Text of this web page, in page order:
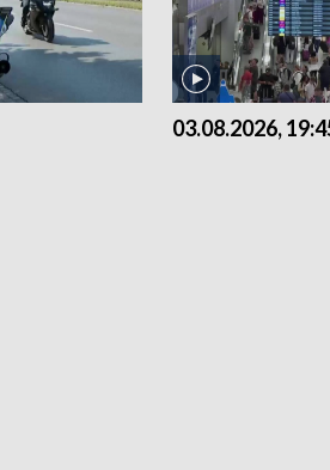
03.08.2026,